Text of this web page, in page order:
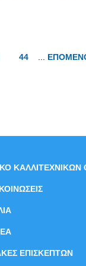
44
ΕΠΙΣΚΕΠΤΩΝ